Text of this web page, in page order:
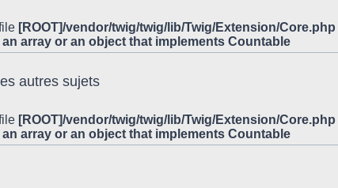
[ROOT]/vendor/twig/twig/lib/Twig/Extension/Core.php
array or an object that implements Countable
autres sujets
[ROOT]/vendor/twig/twig/lib/Twig/Extension/Core.php
array or an object that implements Countable